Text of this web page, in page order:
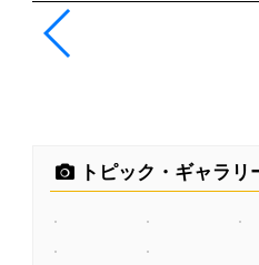
トピック・ギャラ